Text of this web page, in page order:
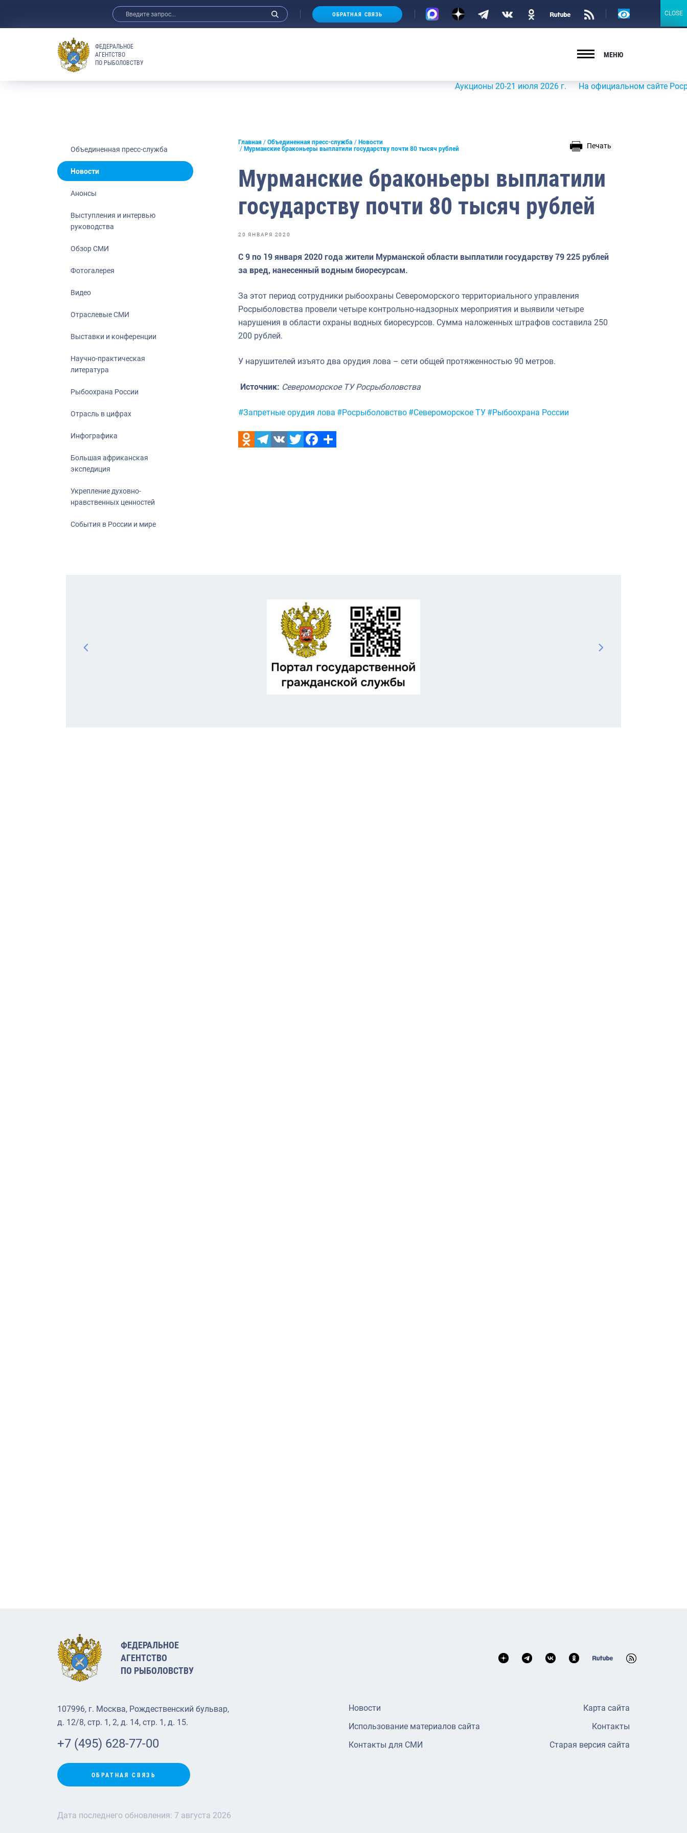
Анонсы
Отраслевые СМИ
Выставки и конференции
Рыбоохрана России
Большая африканская экспедиция
События в России и мире
ОБРАТНАЯ СВЯЗЬ
Версия
ФЕДЕРАЛЬНОЕ
АГЕНТСТВО
ПО РЫБОЛОВСТВУ
МЕНЮ
Аукционы 20-21 июля 2026 г. На официальном сайте
Объединенная пресс-служба
Новости
Анонсы
Выступления и интервью
руководства
Обзор СМИ
Фотогалерея
Видео
Отраслевые СМИ
Выставки и конференции
Научно-практическая
литература
Рыбоохрана России
Отрасль в цифрах
Инфографика
Большая африканская
экспедиция
Укрепление духовно-
нравственных ценностей
События в России и мире
Главная Объединенная пресс-служба
Новости
Мурманские браконьеры выплатили государству почти 80 тысяч рублей
Печать
Мурманские браконьеры выплатили
государству почти 80 тысяч рублей
20 ЯНВАРЯ 2020
С 9 по 19 января 2020 года жители Мурманской области выплатили государству 79 225 рублей
за вред, нанесенный водным биоресурсам.
За этот период сотрудники рыбоохраны Североморского территориального управления
Росрыболовства провели четыре контрольно-надзорных мероприятия и выявили четыре
нарушения в области охраны водных биоресурсов. Сумма наложенных штрафов составила 250
200 рублей.
У нарушителей изъято два орудия лова – сети общей протяженностью 90 метров.
Источник: Североморское ТУ Росрыболовства
Метки:
#Запретные орудия лова #Росрыболовство #Североморское ТУ #Рыбоохрана России
ФЕДЕРАЛЬНОЕ
АГЕНТСТВО
ПО РЫБОЛОВСТВУ
107996, г. Москва, Рождественский бульвар,
д. 12/8, стр. 1, 2, д. 14, стр. 1, д. 15.
+7 (495) 628-77-00
ОБРАТНАЯ СВЯЗЬ
Новости
Использование материалов сайта
Контакты для СМИ
Карта сайта
Контакты
Старая версия сайта
Дата последнего обновления: 7 августа 2026
CLOSE
CLOSE